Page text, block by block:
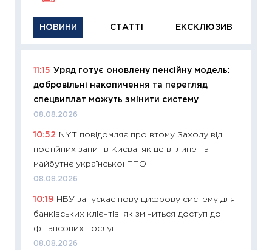
НОВИНИ СТАТТІ ЕКСКЛЮЗИВ
11:15 Уряд готує оновлену пенсійну модель:
добровільні накопичення та перегляд
спецвиплат можуть змінити систему
08.08.2026
10:52 NYT повідомляє про втому Заходу від
постійних запитів Києва: як це вплине на
майбутнє української ППО
08.08.2026
10:19 НБУ запускає нову цифрову систему для
банківських клієнтів: як зміниться доступ до
фінансових послуг
08.08.2026